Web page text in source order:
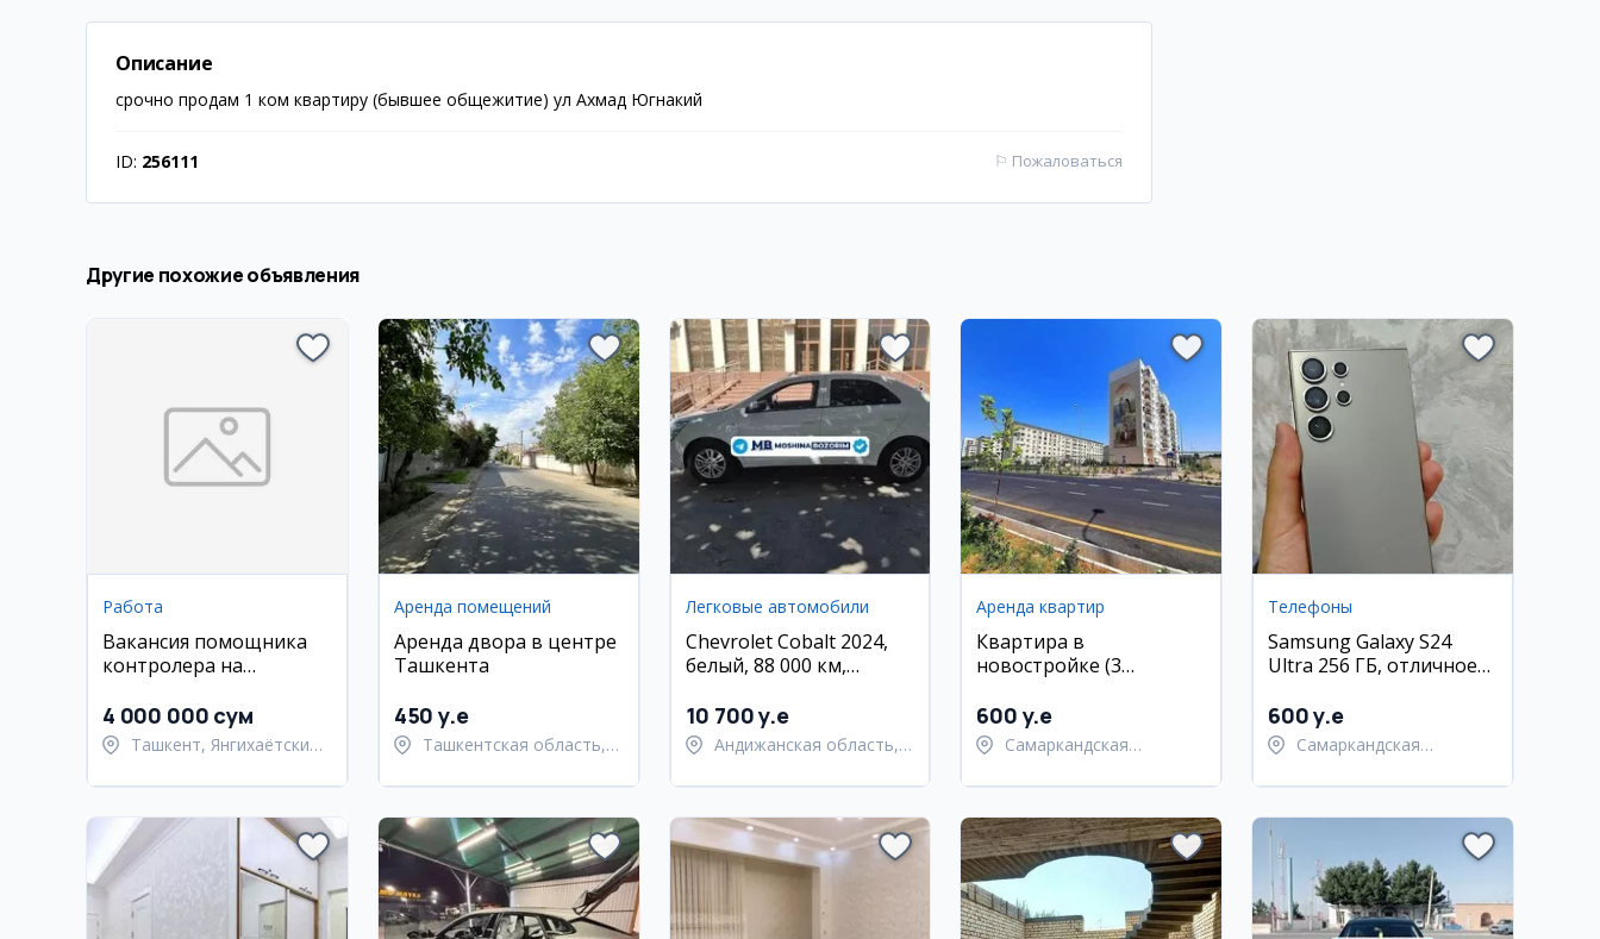
Описание
срочно продам 1 ком квартиру (бывшее общежитие) ул Ахмад Югнакий
ID: 256111 ⚐ Пожаловаться
Другие похожие объявления
Работа
Вакансия помощника
контролера на
4 000 000 сум
Ташкент, Янгихаётский
Аренда помещений
Аренда двора в центре
Ташкента
450 y.e
Ташкентская область,
Легковые автомобили
Chevrolet Cobalt 2024,
белый, 88 000 км,
10 700 y.e
Андижанская область,
Аренда квартир
Квартира в
новостройке (3
600 y.e
Самаркандская
Самаркандский район
Телефоны
Samsung Galaxy S24
Ultra 256 ГБ, отличное
600 y.e
Самаркандская
Самаркандский район